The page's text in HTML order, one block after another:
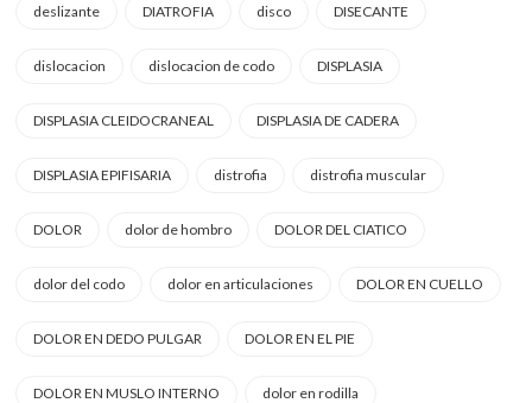
deslizante DIATROFIA disco DISECANTE
dislocacion dislocacion de codo DISPLASIA
DISPLASIA CLEIDOCRANEAL DISPLASIA DE CADERA
DISPLASIA EPIFISARIA distrofia distrofia muscular
DOLOR dolor de hombro DOLOR DEL CIATICO
dolor del codo dolor en articulaciones DOLOR EN CUELLO
DOLOR EN DEDO PULGAR DOLOR EN EL PIE
DOLOR EN MUSLO INTERNO dolor en rodilla